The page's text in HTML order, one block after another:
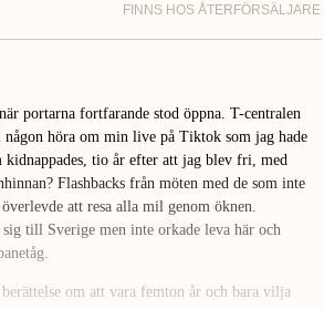
FINNS HOS ÅTERFÖRSÄLJARE
portarna fortfarande stod öppna. T-centralen
höra om min live på Tiktok som jag hade
kidnappades, tio år efter att jag blev fri, med
Flashbacks från möten med de som inte
att resa alla mil genom öknen.
sig till Sverige men inte orkade leva här och
om att vara femton år och bara vilja